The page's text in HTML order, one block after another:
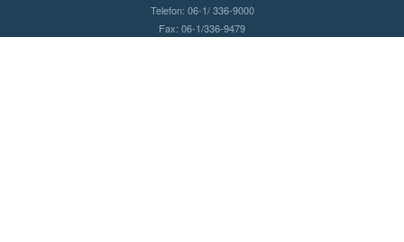
Telefon: 06-1/ 336-9000
Fax: 06-1/336-9479